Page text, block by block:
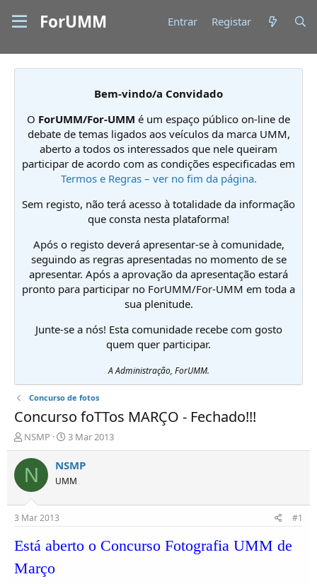
ForUMM Entrar Registar
Bem-vindo/a Convidado
O ForUMM/For-UMM é um espaço público on-line de
debate de temas ligados aos veículos da marca UMM,
aberto a todos os interessados que nele queiram
participar de acordo com as condições especificadas em
Termos e Regras – ver no fim da página.
Sem registo, não terá acesso à totalidade da informação
que consta nesta plataforma!
Após o registo deverá apresentar-se à comunidade,
seguindo as regras apresentadas no momento de se
apresentar. Após a aprovação da apresentação estará
pronto para participar no ForUMM/For-UMM em toda a
sua plenitude.
Junte-se a nós! Esta comunidade recebe com gosto
quem quer participar.
A Administração, ForUMM.
Concurso de fotos
Concurso foTTos MARÇO - Fechado!!!
I
n
i
c
i
d
o
d
e
T
NSMP
D
a
t
d
c
3 Mar 2013
N NSMP
UMM
3 Mar 2013 #1
Está aberto o Concurso Fotografia UMM de
Março